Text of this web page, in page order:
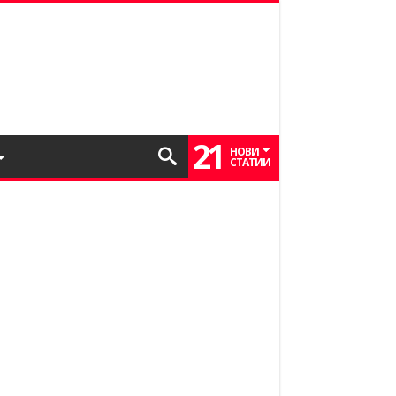
21 НОВИ
СТАТИИ